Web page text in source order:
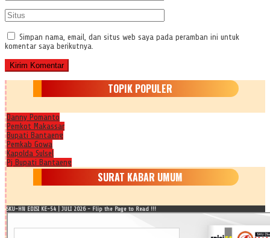
Simpan nama, email, dan situs web saya pada peramban ini untuk
komentar saya berikutnya.
TOPIK POPULER
Danny Pomanto
Pemkot Makassar
Bupati Bantaeng
Pemkab Gowa
Kapolda Sulsel
Pj Bupati Bantaeng
SURAT KABAR UMUM
SKU-HN EDISI KE-54 | JULI 2026 - Flip the Page to Read !!!